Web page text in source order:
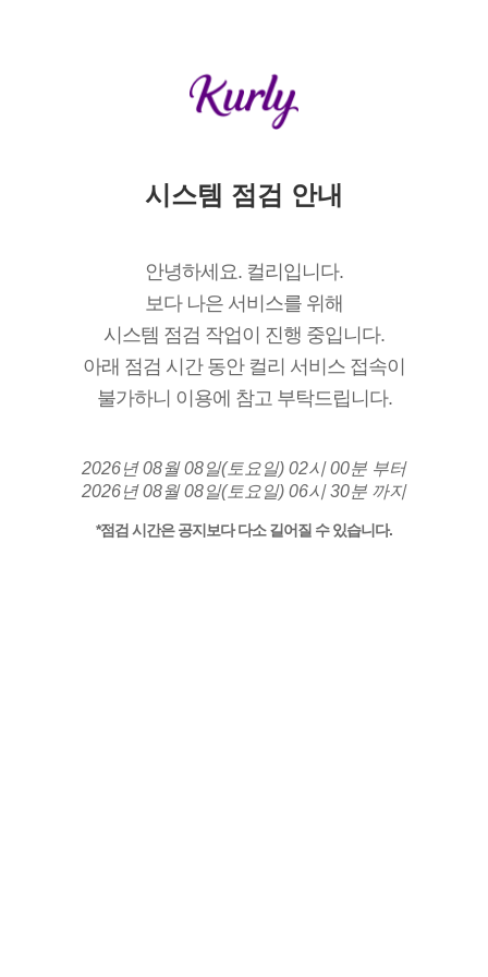
시스템 점검 안내
안녕하세요. 컬리입니다.
보다 나은 서비스를 위해
시스템 점검 작업이 진행 중입니다.
아래 점검 시간 동안 컬리 서비스 접속이
불가하니 이용에 참고 부탁드립니다.
2026년 08월 08일(토요일) 02시 00분 부터
2026년 08월 08일(토요일) 06시 30분 까지
*점검 시간은 공지보다 다소 길어질 수 있습니다.